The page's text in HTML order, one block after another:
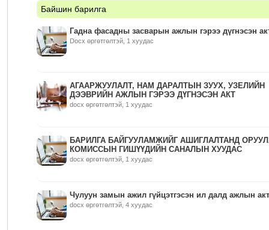
Байшин барилга
Гадна фасадны засварын ажлын гэрээ дүгнэсэн
Docx өргөтгөлтэй, 1 хуудас
АГААРЖУУЛАЛТ, НАМ ДАРАЛТЫН ЗУУХ, УЗЕЛИЙН
ДЭЭВРИЙН АЖЛЫН ГЭРЭЭ ДҮГНЭСЭН АКТ
docx өргөтгөлтэй, 1 хуудас
БАРИЛГА БАЙГУУЛАМЖИЙГ АШИГЛАЛТАНД
КОМИССЫН ГИШҮҮДИЙН САНАЛЫН ХУУДАС
docx өргөтгөлтэй, 1 хуудас
Чулуун замын ажил гүйцэтгэсэн ил далд ажлын акт
docx өргөтгөлтэй, 4 хуудас